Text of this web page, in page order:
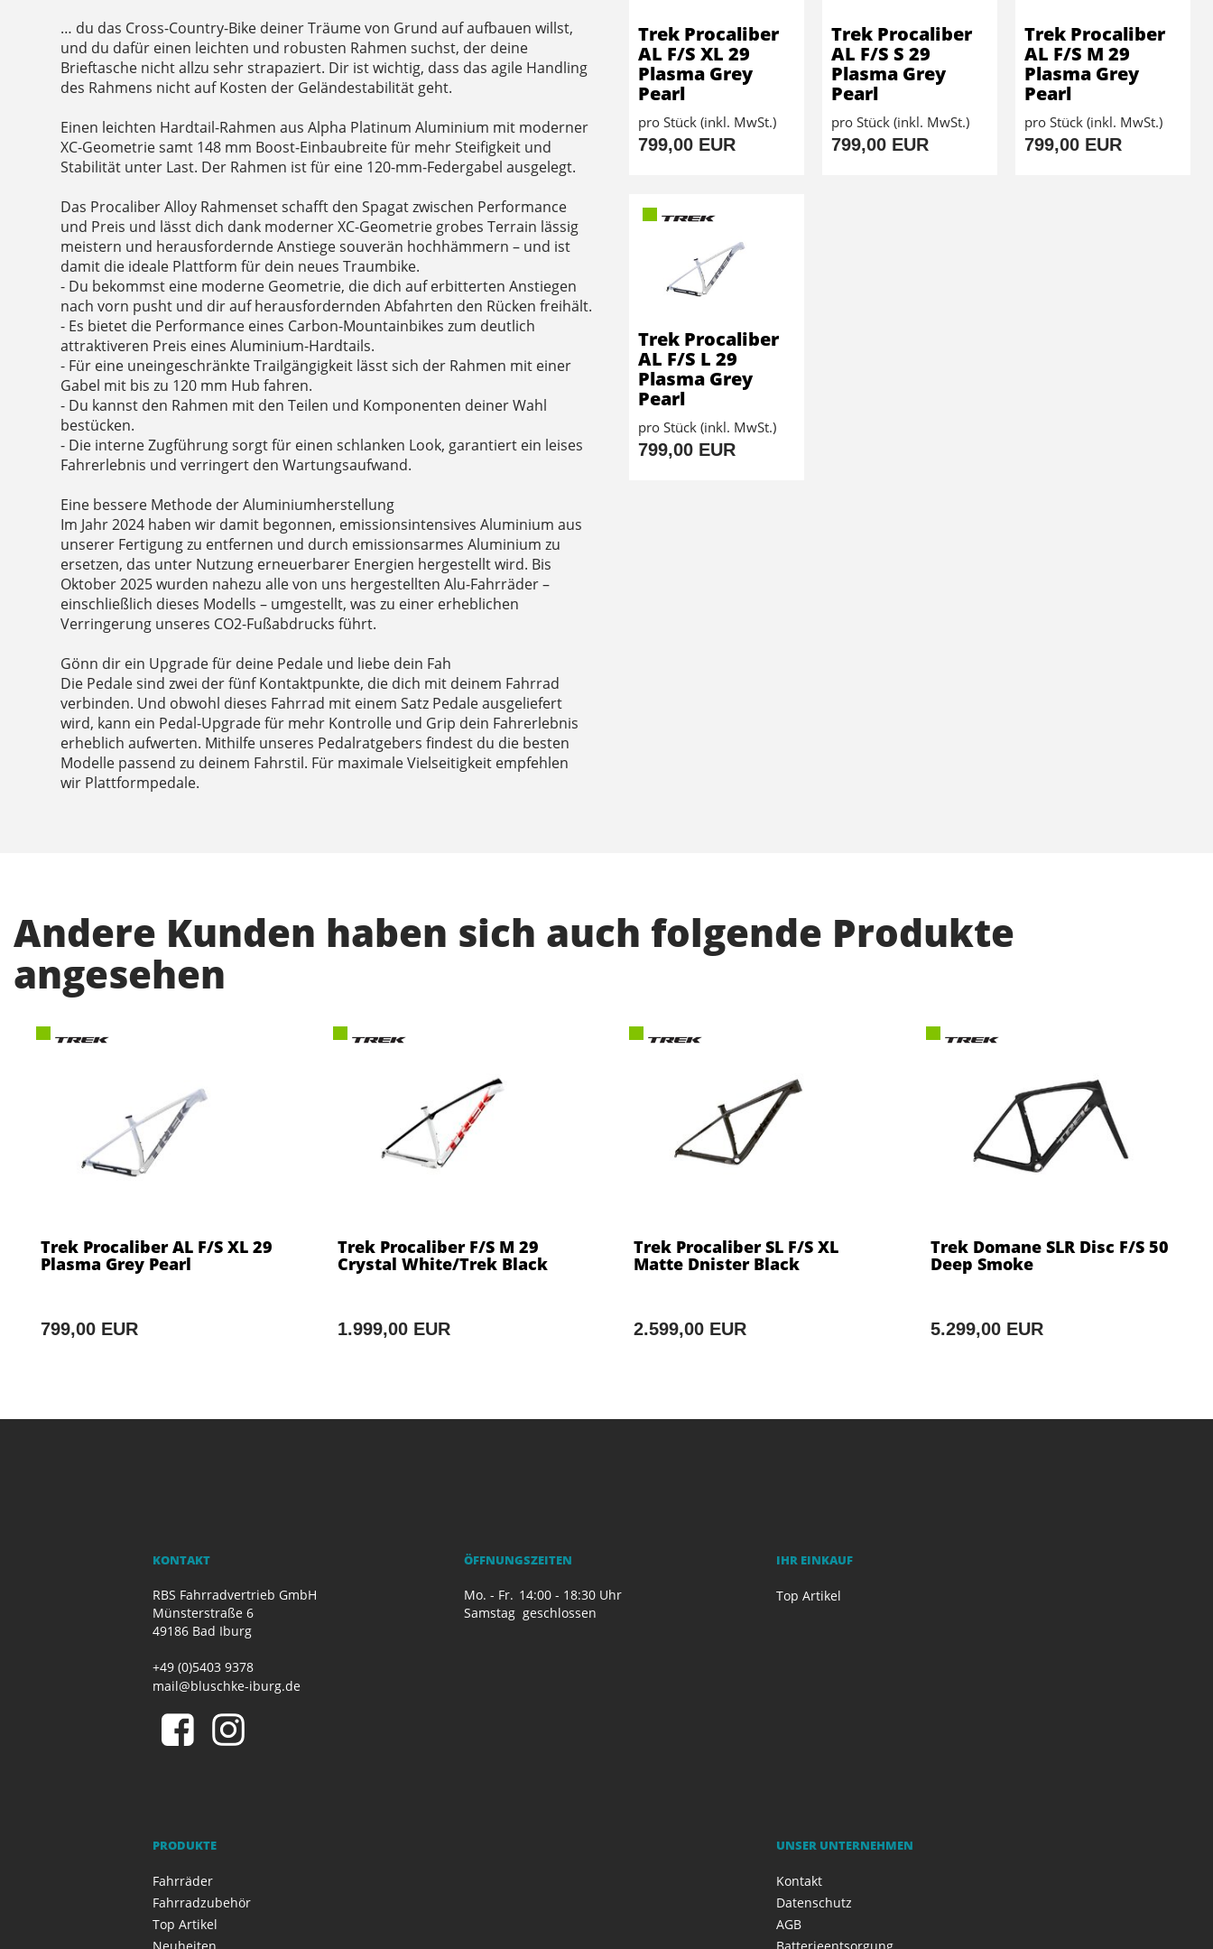
… du das Cross-Country-Bike deiner Träume von Grund auf aufbauen willst,
und du dafür einen leichten und robusten Rahmen suchst, der deine
Brieftasche nicht allzu sehr strapaziert. Dir ist wichtig, dass das agile Handling
des Rahmens nicht auf Kosten der Geländestabilität geht.
Einen leichten Hardtail-Rahmen aus Alpha Platinum Aluminium mit moderner
XC-Geometrie samt 148 mm Boost-Einbaubreite für mehr Steifigkeit und
Stabilität unter Last. Der Rahmen ist für eine 120-mm-Federgabel ausgelegt.
Das Procaliber Alloy Rahmenset schafft den Spagat zwischen Performance
und Preis und lässt dich dank moderner XC-Geometrie grobes Terrain lässig
meistern und herausfordernde Anstiege souverän hochhämmern – und ist
damit die ideale Plattform für dein neues Traumbike.
- Du bekommst eine moderne Geometrie, die dich auf erbitterten Anstiegen
nach vorn pusht und dir auf herausfordernden Abfahrten den Rücken freihält.
- Es bietet die Performance eines Carbon-Mountainbikes zum deutlich
attraktiveren Preis eines Aluminium-Hardtails.
- Für eine uneingeschränkte Trailgängigkeit lässt sich der Rahmen mit einer
Gabel mit bis zu 120 mm Hub fahren.
- Du kannst den Rahmen mit den Teilen und Komponenten deiner Wahl
bestücken.
- Die interne Zugführung sorgt für einen schlanken Look, garantiert ein leises
Fahrerlebnis und verringert den Wartungsaufwand.
Eine bessere Methode der Aluminiumherstellung
Im Jahr 2024 haben wir damit begonnen, emissionsintensives Aluminium aus
unserer Fertigung zu entfernen und durch emissionsarmes Aluminium zu
ersetzen, das unter Nutzung erneuerbarer Energien hergestellt wird. Bis
Oktober 2025 wurden nahezu alle von uns hergestellten Alu-Fahrräder –
einschließlich dieses Modells – umgestellt, was zu einer erheblichen
Verringerung unseres CO2-Fußabdrucks führt.
Gönn dir ein Upgrade für deine Pedale und liebe dein Fah
Die Pedale sind zwei der fünf Kontaktpunkte, die dich mit deinem Fahrrad
verbinden. Und obwohl dieses Fahrrad mit einem Satz Pedale ausgeliefert
wird, kann ein Pedal-Upgrade für mehr Kontrolle und Grip dein Fahrerlebnis
erheblich aufwerten. Mithilfe unseres Pedalratgebers findest du die besten
Modelle passend zu deinem Fahrstil. Für maximale Vielseitigkeit empfehlen
wir Plattformpedale.
Trek Procaliber
AL F/S XL 29
Plasma Grey
Pearl
pro Stück (inkl. MwSt.)
799,00 EUR
Trek Procaliber
AL F/S S 29
Plasma Grey
Pearl
pro Stück (inkl. MwSt.)
799,00 EUR
Trek Procaliber
AL F/S M 29
Plasma Grey
Pearl
pro Stück (inkl. MwSt.)
799,00 EUR
Trek Procaliber
AL F/S L 29
Plasma Grey
Pearl
pro Stück (inkl. MwSt.)
799,00 EUR
Andere Kunden haben sich auch folgende Produkte
angesehen
Trek Procaliber AL F/S XL 29
Plasma Grey Pearl
799,00 EUR
Trek Procaliber F/S M 29
Crystal White/Trek Black
1.999,00 EUR
Trek Procaliber SL F/S XL
Matte Dnister Black
2.599,00 EUR
Trek Domane SLR Disc F/S 50
Deep Smoke
5.299,00 EUR
KONTAKT
RBS Fahrradvertrieb GmbH
Münsterstraße 6
49186 Bad Iburg
+49 (0)5403 9378
mail@bluschke-iburg.de
ÖFFNUNGSZEITEN
Mo. - Fr. 14:00 - 18:30 Uhr
Samstag geschlossen
IHR EINKAUF
Top Artikel
PRODUKTE
Fahrräder
Fahrradzubehör
Top Artikel
UNSER UNTERNEHMEN
Kontakt
Datenschutz
AGB